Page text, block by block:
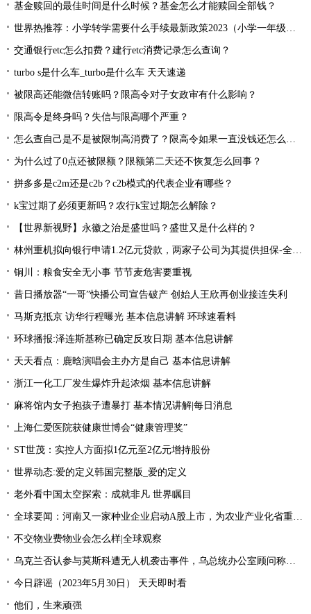
基金赎回的最佳时间是什么时候？基金怎么才能赎回全部钱？
世界热推荐：小学转学需要什么手续最新政策2023（小学一年级想转学怎样办理）
交通银行etc怎么扣费？建行etc消费记录怎么查询？
turbo s是什么车_turbo是什么车 天天速递
被限高还能微信转账吗？限高令对子女政审有什么影响？
限高令是终身吗？失信与限高哪个严重？
怎么查自己是不是被限制高消费了？限高令如果一直没钱还怎么办？
为什么过了0点还被限额？限额第二天还不恢复怎么回事？
拼多多是c2m还是c2b？c2b模式的代表企业有哪些？
k宝过期了必须更新吗？农行k宝过期怎么解除？
【世界新视野】永徽之治是盛世吗？盛世又是什么样的？
林州重机拟向银行申请1.2亿元贷款，两家子公司为其提供担保-全球热资讯
铜川：粮食安全无小事 节节麦危害要重视
昔日播放器“一哥”快播公司宣告破产 创始人王欣再创业接连失利
马斯克抵京 访华行程曝光 基本信息讲解 环球速看料
环球播报:泽连斯基称已确定反攻日期 基本信息讲解
天天看点：鹿晗演唱会主办方是自己 基本信息讲解
浙江一化工厂发生爆炸升起浓烟 基本信息讲解
麻将馆内女子抱孩子遭暴打 基本情况讲解|每日消息
上海仁爱医院获健康世博会“健康管理奖”
ST世茂：实控人方面拟1亿元至2亿元增持股份
世界动态:爱的定义韩国完整版_爱的定义
老外看中国太空探索：成就非凡 世界瞩目
全球要闻：河南又一家种业企业启动A股上市，为农业产业化省重点龙头企业
不交物业费物业会怎么样|全球观察
乌克兰否认参与莫斯科遭无人机袭击事件，乌总统办公室顾问称和其“没有直接关系” 天天短讯
今日辟谣（2023年5月30日） 天天即时看
他们，生来顽强